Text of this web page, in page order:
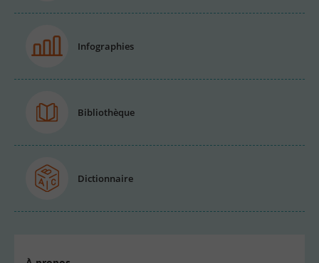
Infographies
Bibliothèque
Dictionnaire